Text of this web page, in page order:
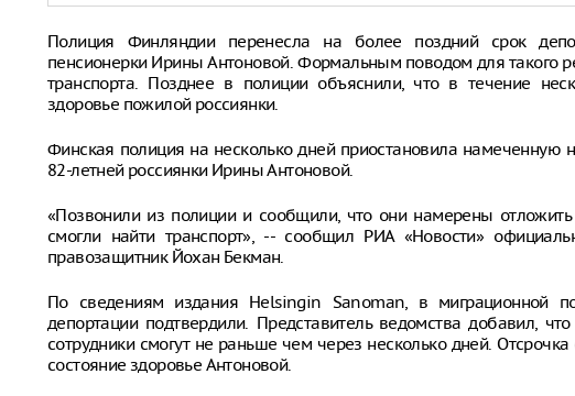
Полиция Финляндии перенесла на более поздний срок
пенсионерки Ирины Антоновой. Формальным поводом для такого
транспорта. Позднее в полиции объяснили, что в течение
здоровье пожилой россиянки.
Финская полиция на несколько дней приостановила
82-летней россиянки Ирины Антоновой.
«Позвонили из полиции и сообщили, что они намерены отложить
смогли найти транспорт», -- сообщил РИА «Новости»
правозащитник Йохан Бекман.
По сведениям издания Helsingin Sanoman, в миграционной
депортации подтвердили. Представитель ведомства добавил,
сотрудники смогут не раньше чем через несколько дней.
состояние здоровье Антоновой.